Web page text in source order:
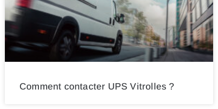
Comment contacter UPS Vitrolles ?